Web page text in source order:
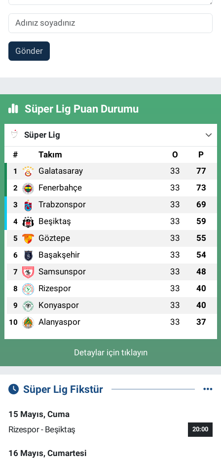
Gönder
Süper Lig Puan Durumu
Süper Lig
#
Takım O P
1 Galatasaray 33 77
2 Fenerbahçe 33 73
3 Trabzonspor 33 69
4 Beşiktaş 33 59
5 Göztepe 33 55
6 Başakşehir 33 54
7 Samsunspor 33 48
8 Rizespor 33 40
9 Konyaspor 33 40
10 Alanyaspor 33 37
Detaylar için tıklayın
Süper Lig Fikstür
15 Mayıs, Cuma
Rizespor - Beşiktaş
20:00
16 Mayıs, Cumartesi